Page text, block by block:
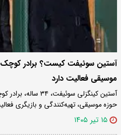
آستین سوئیفت کیست؟ برادر
موسیقی فعالیت دارد
آستین کینگزلی
حوزه موسیقی، تهیه‌کنندگی و بازیگری
۱۵ تیر ۱۴۰۵